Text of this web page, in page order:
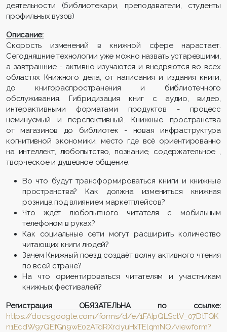
деятельности (библиотекари, преподаватели, студенты
профильных вузов)
Описание:
Скорость изменений в книжной сфере нарастает.
Сегодняшние технологии уже можно назвать устаревшими,
а завтрашние - активно изучаются и внедряются во всех
областях Книжного дела, от написания и издания книги,
до книгораспространения и библиотечного
обслуживания. Гибридизация книг с аудио, видео,
интерактивными форматами продуктов - процесс
неминуемый и перспективный. Книжные пространства
от магазинов до библиотек - новая инфраструктура
когнитивной экономики, место где всё ориентированно
на интеллект, любопытство, познание, содержательное ,
творческое и душевное общение.
Во что будут трансформироваться книги и книжные
пространства? Как должна измениться книжная
розница под влиянием маркетплейсов?
Что ждёт любопытного читателя с мобильным
телефоном в руках?
Как социальные сети могут расширить количество
читающих книги людей?
Зачем Книжный поезд создаёт волну активного чтения
по всей стране?
На что ориентироваться читателям и участникам
книжных фестивалей?
Регистрация ОБЯЗАТЕЛЬНА по ссылке:
https://docs.google.com/forms/d/e/1FAIpQLSctV_07DtTQK
n1EcdW97QEfGn9wE0zATdRXrciyuHxTElqmNQ/viewform?